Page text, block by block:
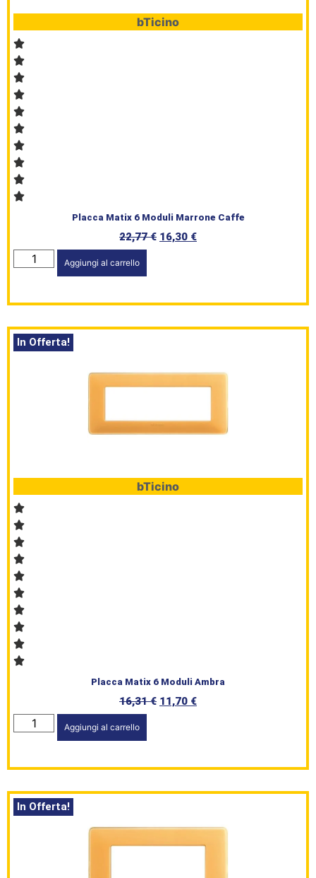
Serie
Civile
L’angolo
del Caffè
bTicino
Placca Matix 6 Moduli Marrone Caffe
22,77€ 16,30 €
Aggiungi al carrello
In Offerta!
bTicino
Placca Matix 6 Moduli Ambra
16,31€ 11,70 €
Aggiungi al carrello
In Offerta!